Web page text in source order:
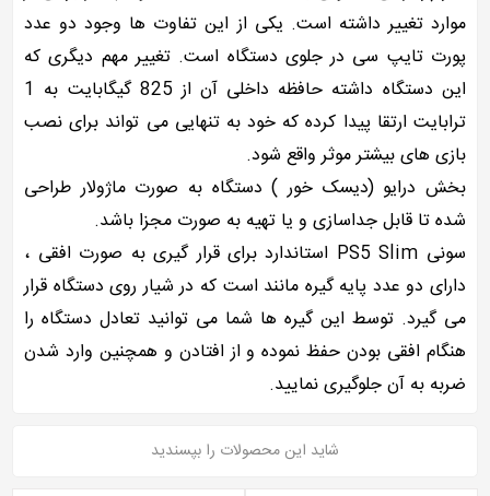
موارد تغییر داشته است. یکی از این تفاوت ها وجود دو عدد
پورت تایپ سی در جلوی دستگاه است. تغییر مهم دیگری که
این دستگاه داشته حافظه داخلی آن از 825 گیگابایت به 1
ترابایت ارتقا پیدا کرده که خود به تنهایی می تواند برای نصب
بازی های بیشتر موثر واقع شود.
بخش درایو (دیسک خور ) دستگاه به صورت ماژولار طراحی
شده تا قابل جداسازی و یا تهیه به صورت مجزا باشد.
سونی PS5 Slim استاندارد برای قرار گیری به صورت افقی ،
دارای دو عدد پایه گیره مانند است که در شیار روی دستگاه قرار
می گیرد. توسط این گیره ها شما می توانید تعادل دستگاه را
هنگام افقی بودن حفظ نموده و از افتادن و همچنین وارد شدن
ضربه به آن جلوگیری نمایید.
شاید این محصولات را بپسندید